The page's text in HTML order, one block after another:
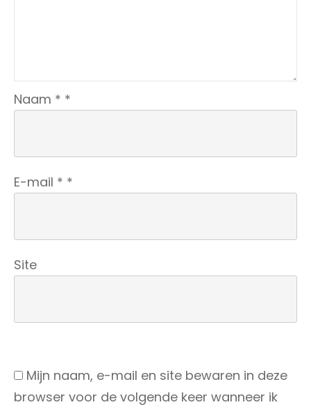
Naam * *
E-mail * *
Site
Mijn naam, e-mail en site bewaren in deze
browser voor de volgende keer wanneer ik